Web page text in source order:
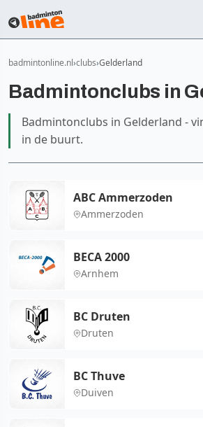
badmintonline.nl clubs Gelderland
Badmintonclubs in
Badmintonclubs in Gelderland -
in de buurt.
ABC Ammerzoden
Ammerzoden
BECA 2000
Arnhem
BC Druten
Druten
BC Thuve
Duiven